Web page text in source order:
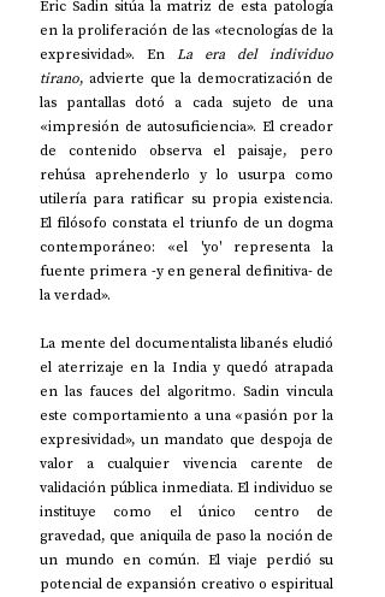
Éric Sadin sitúa la matriz de esta patología
en la proliferación de las «tecnologías de la
expresividad». En La era del individuo
tirano, advierte que la democratización de
las pantallas dotó a cada sujeto de una
«impresión de autosuficiencia». El creador
de contenido observa el paisaje, pero
rehúsa aprehenderlo y lo usurpa como
utilería para ratificar su propia existencia.
El filósofo constata el triunfo de un dogma
contemporáneo: «el 'yo' representa la
fuente primera -y en general definitiva- de
la verdad».
La mente del documentalista libanés eludió
el aterrizaje en la India y quedó atrapada
en las fauces del algoritmo. Sadin vincula
este comportamiento a una «pasión por la
expresividad», un mandato que despoja de
valor a cualquier vivencia carente de
validación pública inmediata. El individuo se
instituye como el único centro de
gravedad, que aniquila de paso la noción de
un mundo en común. El viaje perdió su
potencial de expansión creativo o espiritual